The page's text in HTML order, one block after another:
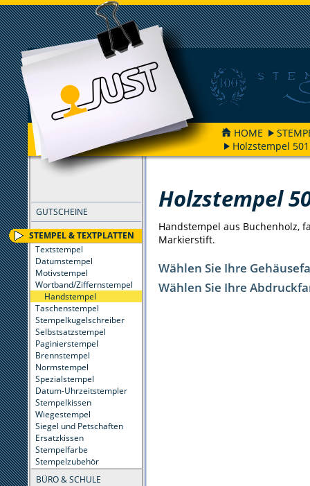
HOME
Holzstempel
GUTSCHEINE
STEMPEL & TEXTPLATTEN
Textstempel
Datumstempel
Motivstempel
Wortband/Ziffernstempel
Handstempel
Taschenstempel
Stempelkugelschreiber
Selbstsatzstempel
Paginierstempel
Brennstempel
Normstempel
Spezialstempel
Datum-Uhrzeitstempler
Stempelkissen
Wiegestempel
Siegel und Petschaften
Ersatzkissen
Stempelfarbe
Stempelzubehör
BÜRO & SCHULE
FILTER
Holzstempel
Handstempel aus Buchenholz,
Markierstift.
Wählen Sie Ihre
Wählen Sie Ihre